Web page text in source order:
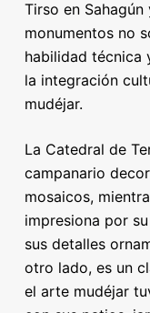
Tirso en
monumentos no
habilidad técnica
la integración
mudéjar.
La Catedral de
campanario
mosaicos,
impresiona por
sus detalles
otro lado, es un
el arte mudéjar